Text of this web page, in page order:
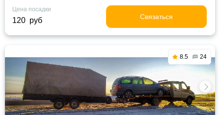
Цена посадки
120 руб Связаться
8.5 24